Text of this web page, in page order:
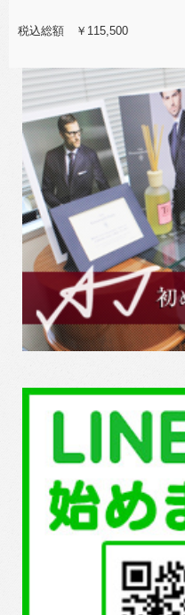
税込総額 ￥115,500